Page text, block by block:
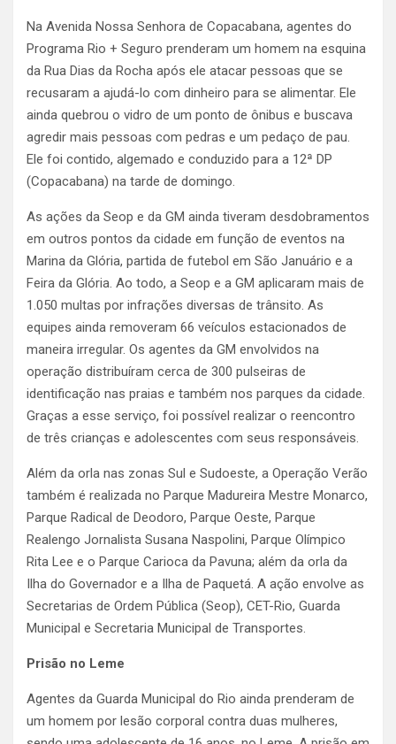
Na Avenida Nossa Senhora de Copacabana, agentes do
Programa Rio + Seguro prenderam um homem na esquina
da Rua Dias da Rocha após ele atacar pessoas que se
recusaram a ajudá-lo com dinheiro para se alimentar. Ele
ainda quebrou o vidro de um ponto de ônibus e buscava
agredir mais pessoas com pedras e um pedaço de pau.
Ele foi contido, algemado e conduzido para a 12ª DP
(Copacabana) na tarde de domingo.
As ações da Seop e da GM ainda tiveram desdobramentos
em outros pontos da cidade em função de eventos na
Marina da Glória, partida de futebol em São Januário e a
Feira da Glória. Ao todo, a Seop e a GM aplicaram mais de
1.050 multas por infrações diversas de trânsito. As
equipes ainda removeram 66 veículos estacionados de
maneira irregular. Os agentes da GM envolvidos na
operação distribuíram cerca de 300 pulseiras de
identificação nas praias e também nos parques da cidade.
Graças a esse serviço, foi possível realizar o reencontro
de três crianças e adolescentes com seus responsáveis.
Além da orla nas zonas Sul e Sudoeste, a Operação Verão
também é realizada no Parque Madureira Mestre Monarco,
Parque Radical de Deodoro, Parque Oeste, Parque
Realengo Jornalista Susana Naspolini, Parque Olímpico
Rita Lee e o Parque Carioca da Pavuna; além da orla da
Ilha do Governador e a Ilha de Paquetá. A ação envolve as
Secretarias de Ordem Pública (Seop), CET-Rio, Guarda
Municipal e Secretaria Municipal de Transportes.
Prisão no Leme
Agentes da Guarda Municipal do Rio ainda prenderam de
um homem por lesão corporal contra duas mulheres,